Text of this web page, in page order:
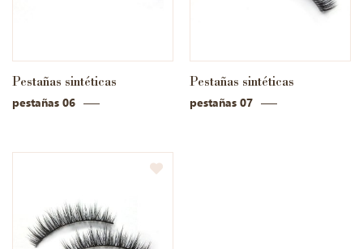
Pestañas sintéticas
pestañas 06
Pestañas sintéticas
pestañas 07